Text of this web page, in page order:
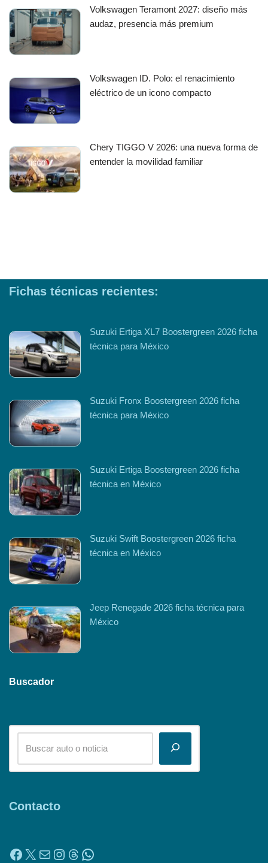
Volkswagen Teramont 2027: diseño más
audaz, presencia más premium
Volkswagen ID. Polo: el renacimiento
eléctrico de un icono compacto
Chery TIGGO V 2026: una nueva forma de
entender la movilidad familiar
Fichas técnicas recientes:
Suzuki Ertiga XL7 Boostergreen 2026 ficha
técnica para México
Suzuki Fronx Boostergreen 2026 ficha
técnica para México
Suzuki Ertiga Boostergreen 2026 ficha
técnica en México
Suzuki Swift Boostergreen 2026 ficha
técnica en México
Jeep Renegade 2026 ficha técnica para
México
Buscador
Contacto